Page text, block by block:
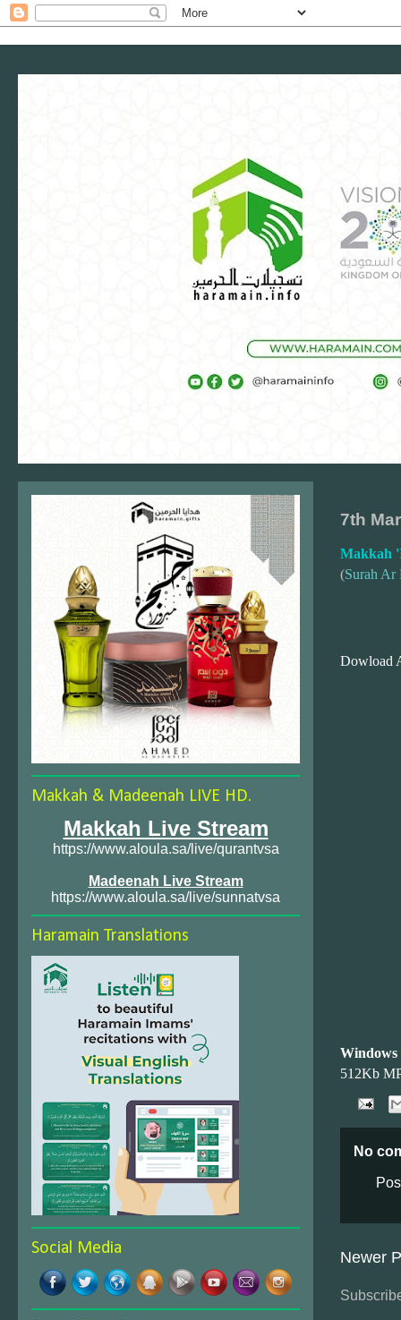
7th
Makkah
(Surah Ar
Dowload
Windows
512Kb
No
Newer
Makkah & Madeenah LIVE HD.
Makkah Live Stream
https://www.aloula.sa/live/qurantvsa
Madeenah Live Stream
https://www.aloula.sa/live/sunnatvsa
Haramain Translations
Social Media